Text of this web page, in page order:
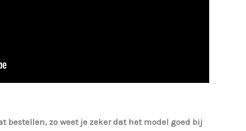
bestellen, zo weet je zeker dat het model goed bij